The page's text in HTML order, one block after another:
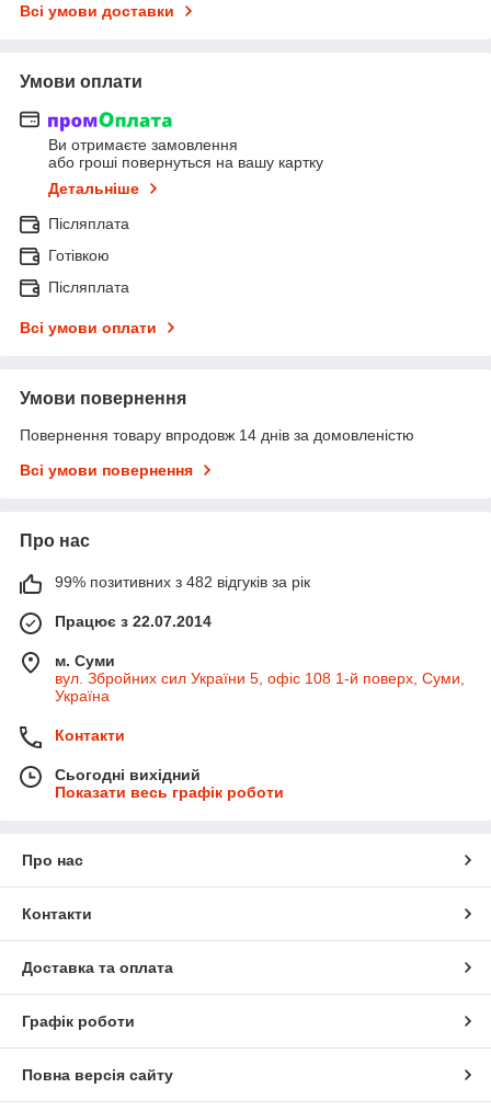
Всі умови доставки
Умови оплати
Ви отримаєте замовлення
або гроші повернуться на вашу картку
Детальніше
Післяплата
Готівкою
Післяплата
Всі умови оплати
Умови повернення
Повернення товару впродовж 14 днів за домовленістю
Всі умови повернення
Про нас
99% позитивних з 482 відгуків за рік
Працює з 22.07.2014
м. Суми
вул. Збройних сил України 5, офіс 108 1-й поверх, Суми,
Україна
Контакти
Сьогодні вихідний
Показати весь графік роботи
Про нас
Контакти
Доставка та оплата
Графік роботи
Повна версія сайту